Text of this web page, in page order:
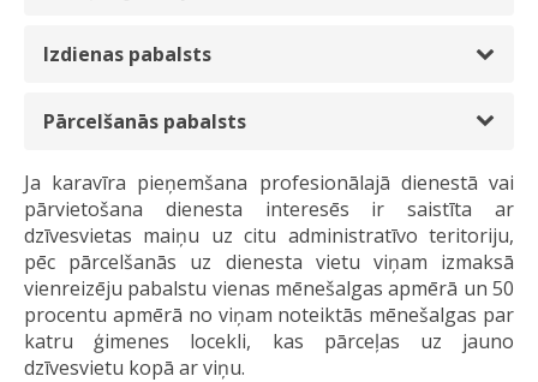
Izdienas pabalsts
Pārcelšanās pabalsts
Ja karavīra pieņemšana profesionālajā dienestā vai
pārvietošana dienesta interesēs ir saistīta ar
dzīvesvietas maiņu uz citu administratīvo teritoriju,
pēc pārcelšanās uz dienesta vietu viņam izmaksā
vienreizēju pabalstu vienas mēnešalgas apmērā un 50
procentu apmērā no viņam noteiktās mēnešalgas par
katru ģimenes locekli, kas pārceļas uz jauno
dzīvesvietu kopā ar viņu.